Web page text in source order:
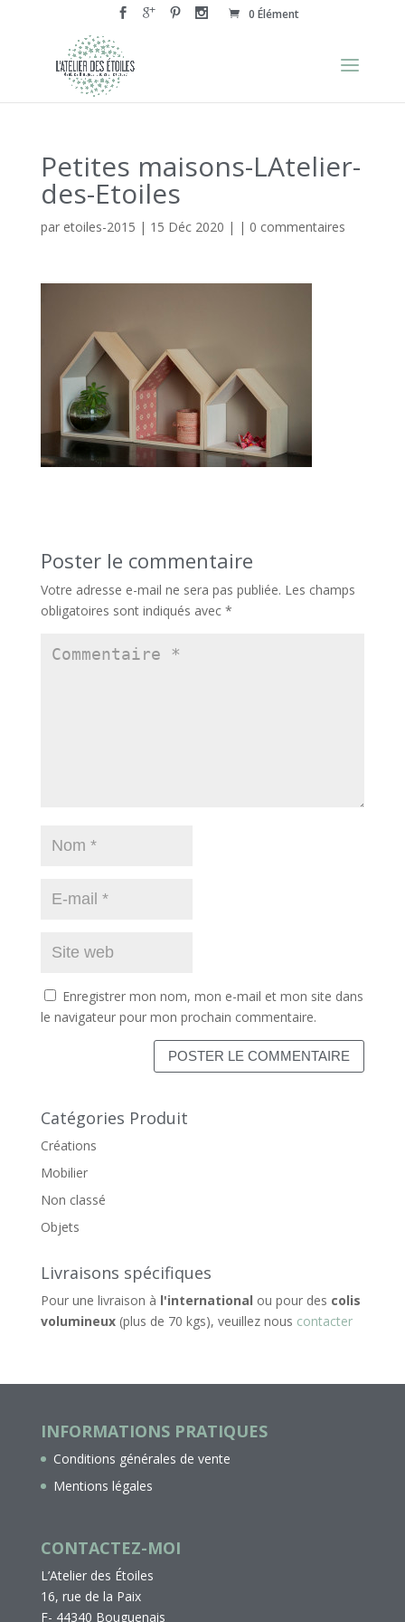
0 Élément
Petites maisons-LAtelier-
des-Etoiles
par etoiles-2015 | 15 Déc 2020 | | 0 commentaires
Poster le commentaire
Votre adresse e-mail ne sera pas publiée. Les champs
obligatoires sont indiqués avec *
Enregistrer mon nom, mon e-mail et mon site dans
le navigateur pour mon prochain commentaire.
Catégories Produit
Créations
Mobilier
Non classé
Objets
Livraisons spécifiques
Pour une livraison à l'international ou pour des colis
volumineux(plus de 70 kgs), veuillez nous contacter
INFORMATIONS PRATIQUES
Conditions générales de vente
Mentions légales
CONTACTEZ-MOI
L’Atelier des Étoiles
16, rue de la Paix
F- 44340 Bouguenais